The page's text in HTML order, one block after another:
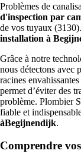
Problèmes de
d'inspection par
de vos tuyaux
installation à
Grâce à notre
nous détectons avec
racines
permet d’éviter des
problème. Plombier
fiable et
àBegijnendijk.
Comprendre